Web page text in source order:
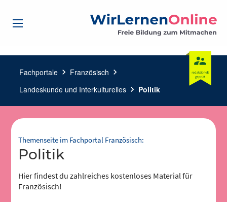
Fachportale chevron_right Französisch chevron_right
Landeskunde und Interkulturelles chevron_right Politik
Themenseite im Fachportal Französisch:
Politik
Hier findest du zahlreiches kostenloses Material für
Französisch!